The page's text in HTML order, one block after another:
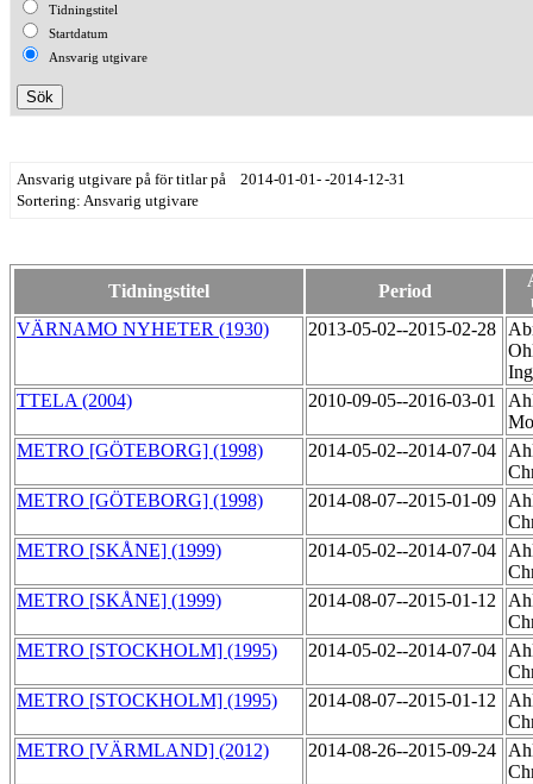
Tidningstitel
Startdatum
Ansvarig utgivare
Ansvarig utgivare på för titlar på 2014-01-01- -2014-12-31
Sortering: Ansvarig utgivare
Tidningstitel Period
VÄRNAMO NYHETER (1930)
2013-05-02--2015-02-28
TTELA (2004)
2010-09-05--2016-03-01
METRO [GÖTEBORG] (1998)
2014-05-02--2014-07-04
METRO [GÖTEBORG] (1998)
2014-08-07--2015-01-09
METRO [SKÅNE] (1999)
2014-05-02--2014-07-04
METRO [SKÅNE] (1999)
2014-08-07--2015-01-12
METRO [STOCKHOLM] (1995)
2014-05-02--2014-07-04
METRO [STOCKHOLM] (1995)
2014-08-07--2015-01-12
METRO [VÄRMLAND] (2012)
2014-08-26--2015-09-24